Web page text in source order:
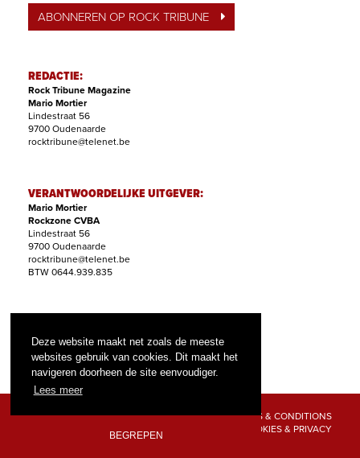
Deze website maakt net zoals de meeste
websites gebruik van cookies. Dit maakt het
navigeren doorheen de site eenvoudiger.
Lees meer
BEGREPEN
ABONNEREN OP ROCK TRIBUNE
REDACTIE:
Rock Tribune Magazine
Mario Mortier
Lindestraat 56
9700 Oudenaarde
rocktribune@telenet.be
VERANTWOORDELIJKE UITGEVER:
Mario Mortier
Rockzone CVBA
Lindestraat 56
9700 Oudenaarde
rocktribune@telenet.be
BTW 0644.939.835
Filip Nollet
abonnementen@rock-tribune.com
TERMS & CONDITIONS
COOKIES & PRIVACY